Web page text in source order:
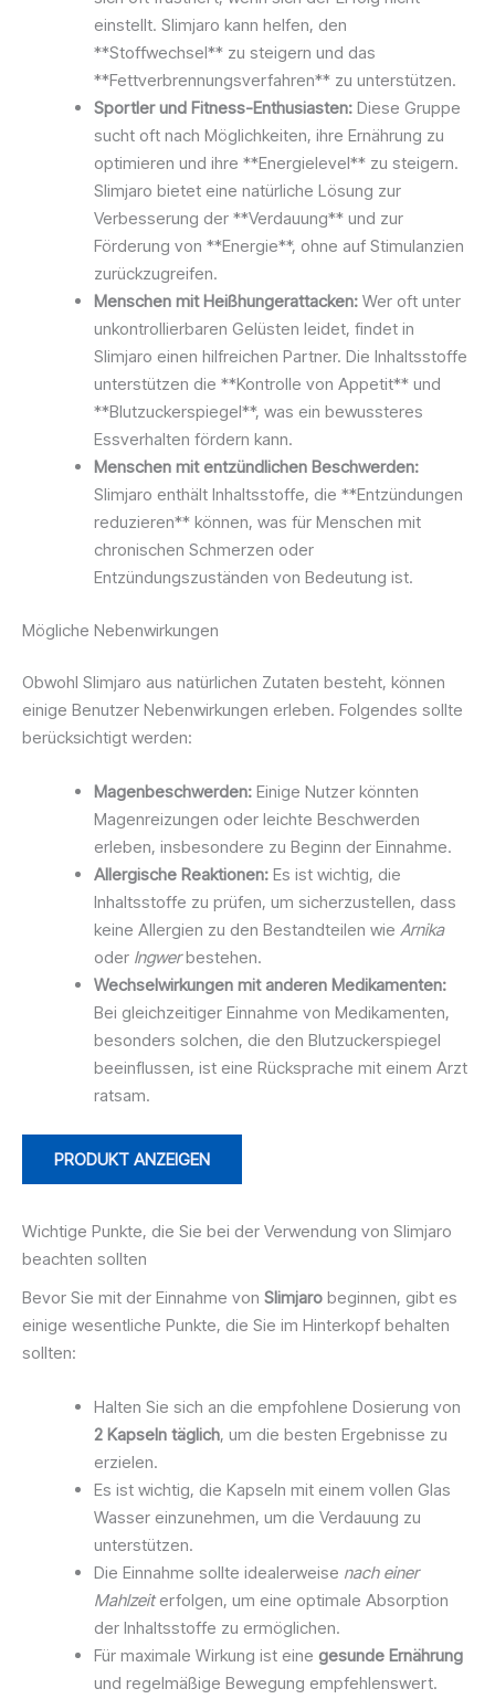
einstellt. Slimjaro kann helfen, den
**Stoffwechsel** zu steigern und das
**Fettverbrennungsverfahren** zu unterstützen.
Sportler und Fitness-Enthusiasten: Diese Gruppe
sucht oft nach Möglichkeiten, ihre Ernährung zu
optimieren und ihre **Energielevel** zu steigern.
Slimjaro bietet eine natürliche Lösung zur
Verbesserung der **Verdauung** und zur
Förderung von **Energie**, ohne auf Stimulanzien
zurückzugreifen.
Menschen mit Heißhungerattacken: Wer oft unter
unkontrollierbaren Gelüsten leidet, findet in
Slimjaro einen hilfreichen Partner. Die Inhaltsstoffe
unterstützen die **Kontrolle von Appetit** und
**Blutzuckerspiegel**, was ein bewussteres
Essverhalten fördern kann.
Menschen mit entzündlichen Beschwerden:
Slimjaro enthält Inhaltsstoffe, die **Entzündungen
reduzieren** können, was für Menschen mit
chronischen Schmerzen oder
Entzündungszuständen von Bedeutung ist.
Mögliche Nebenwirkungen
Obwohl Slimjaro aus natürlichen Zutaten besteht, können
einige Benutzer Nebenwirkungen erleben. Folgendes sollte
berücksichtigt werden:
Magenbeschwerden: Einige Nutzer könnten
Magenreizungen oder leichte Beschwerden
erleben, insbesondere zu Beginn der Einnahme.
Allergische Reaktionen: Es ist wichtig, die
Inhaltsstoffe zu prüfen, um sicherzustellen, dass
keine Allergien zu den Bestandteilen wie Arnika
oder Ingwerbestehen.
Wechselwirkungen mit anderen Medikamenten:
Bei gleichzeitiger Einnahme von Medikamenten,
besonders solchen, die den Blutzuckerspiegel
beeinflussen, ist eine Rücksprache mit einem Arzt
ratsam.
PRODUKT ANZEIGEN
Wichtige Punkte, die Sie bei der Verwendung von Slimjaro
beachten sollten
Bevor Sie mit der Einnahme von Slimjaro beginnen, gibt es
einige wesentliche Punkte, die Sie im Hinterkopf behalten
sollten:
Halten Sie sich an die empfohlene Dosierung von
2 Kapseln täglich, um die besten Ergebnisse zu
erzielen.
Es ist wichtig, die Kapseln mit einem vollen Glas
Wasser einzunehmen, um die Verdauung zu
unterstützen.
Die Einnahme sollte idealerweise nach einer
Mahlzeiterfolgen, um eine optimale Absorption
der Inhaltsstoffe zu ermöglichen.
Für maximale Wirkung ist eine gesunde Ernährung
und regelmäßige Bewegung empfehlenswert.